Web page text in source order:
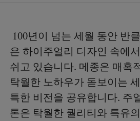
페
이
지
100년이 넘는 세월 동안 반
은 하이주얼리 디자인 속에
쉬고 있습니다. 메종은 매혹
탁월한 노하우가 돋보이는
특한 비전을 공유합니다. 주
톤은 탁월한 퀄리티와 특유